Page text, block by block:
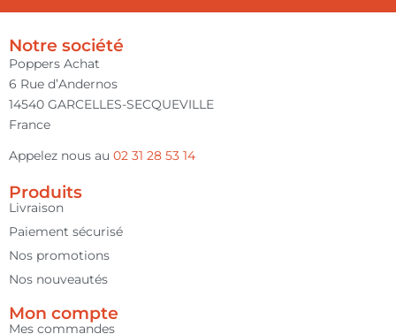
Notre société
Poppers Achat
6 Rue d’Andernos
14540 GARCELLES-SECQUEVILLE
France
Appelez nous au 02 31 28 53 14
Produits
Livraison
Paiement sécurisé
Nos promotions
Nos nouveautés
Mon compte
Mes commandes